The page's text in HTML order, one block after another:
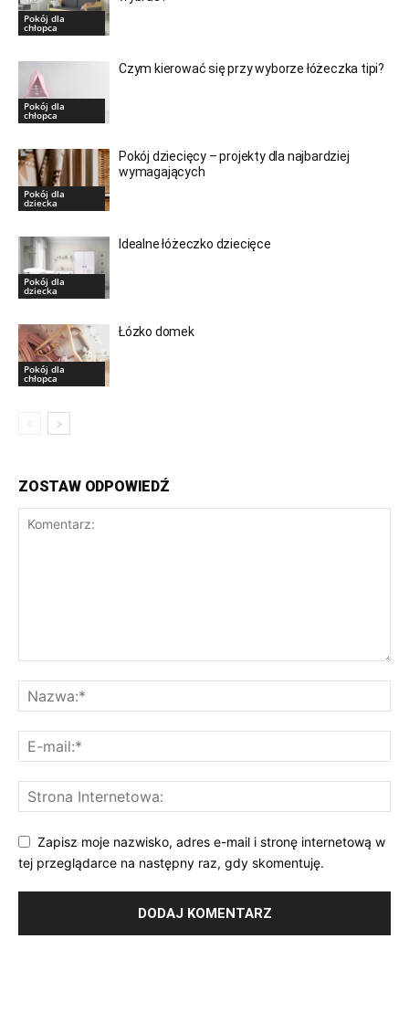
Pokój dla
chłopca
Pokój dla
chłopca
Czym kierować się przy wyborze łóżeczka tipi?
Pokój dla
dziecka
Pokój dziecięcy – projekty dla najbardziej
wymagających
Pokój dla
dziecka
Idealne łóżeczko dziecięce
Pokój dla
chłopca
Łózko domek
ZOSTAW ODPOWIEDŹ
Zapisz moje nazwisko, adres e-mail i stronę internetową w
tej przeglądarce na następny raz, gdy skomentuję.